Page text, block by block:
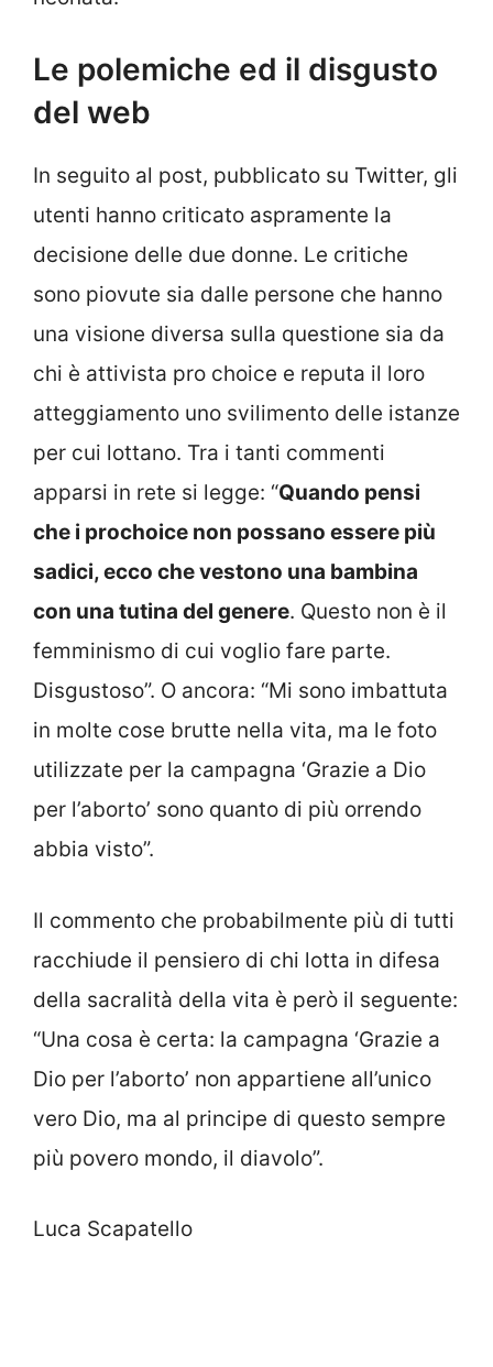
Le polemiche ed il disgusto
del web
In seguito al post, pubblicato su Twitter, gli
utenti hanno criticato aspramente la
decisione delle due donne. Le critiche
sono piovute sia dalle persone che hanno
una visione diversa sulla questione sia da
chi è attivista pro choice e reputa il loro
atteggiamento uno svilimento delle istanze
per cui lottano. Tra i tanti commenti
apparsi in rete si legge: “Quando pensi
che i prochoice non possano essere più
sadici, ecco che vestono una bambina
con una tutina del genere. Questo non è il
femminismo di cui voglio fare parte.
Disgustoso”. O ancora: “Mi sono imbattuta
in molte cose brutte nella vita, ma le foto
utilizzate per la campagna ‘Grazie a Dio
per l’aborto’ sono quanto di più orrendo
abbia visto”.
Il commento che probabilmente più di tutti
racchiude il pensiero di chi lotta in difesa
della sacralità della vita è però il seguente:
“Una cosa è certa: la campagna ‘Grazie a
Dio per l’aborto’ non appartiene all’unico
vero Dio, ma al principe di questo sempre
più povero mondo, il diavolo”.
Luca Scapatello